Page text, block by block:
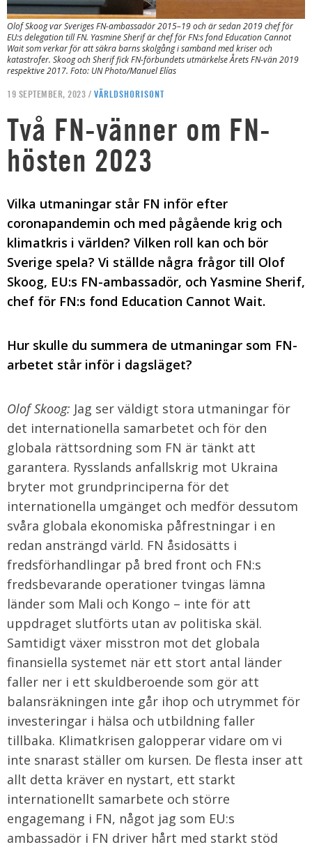
Olof Skoog var Sveriges FN-ambassadör 2015–19 och är sedan 2019 chef för
EU:s delegation till FN. Yasmine Sherif är chef för FN:s fond Education Cannot
Wait som verkar för att säkra barns skolgång i samband med kriser och
katastrofer. Skoog och Sherif fick FN-förbundets utmärkelse Årets FN-vän 2019
respektive 2017. Foto: UN Photo/Manuel Elías
19 SEPTEMBER, 2023 / VÄRLDSHORISONT
Två FN-vänner om FN-
hösten 2023
Vilka utmaningar står FN inför efter
coronapandemin och med pågående krig och
klimatkris i världen? Vilken roll kan och bör
Sverige spela? Vi ställde några frågor till Olof
Skoog, EU:s FN-ambassadör, och Yasmine Sherif,
chef för FN:s fond Education Cannot Wait.
Hur skulle du summera de utmaningar som FN-
arbetet står inför i dagsläget?
Olof Skoog: Jag ser väldigt stora utmaningar för
det internationella samarbetet och för den
globala rättsordning som FN är tänkt att
garantera. Rysslands anfallskrig mot Ukraina
bryter mot grundprinciperna för det
internationella umgänget och medför dessutom
svåra globala ekonomiska påfrestningar i en
redan ansträngd värld. FN åsidosätts i
fredsförhandlingar på bred front och FN:s
fredsbevarande operationer tvingas lämna
länder som Mali och Kongo – inte för att
uppdraget slutförts utan av politiska skäl.
Samtidigt växer misstron mot det globala
finansiella systemet när ett stort antal länder
faller ner i ett skuldberoende som gör att
balansräkningen inte går ihop och utrymmet för
investeringar i hälsa och utbildning faller
tillbaka. Klimatkrisen galopperar vidare om vi
inte snarast ställer om kursen. De flesta inser att
allt detta kräver en nystart, ett starkt
internationellt samarbete och större
engagemang i FN, något jag som EU:s
ambassadör i FN driver hårt med starkt stöd